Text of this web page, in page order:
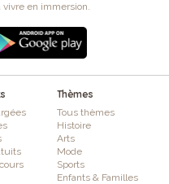
vivre en immersion.
Thèmes
Tous thèmes
Histoire
Arts
Mode
Sports
Enfants & Familles